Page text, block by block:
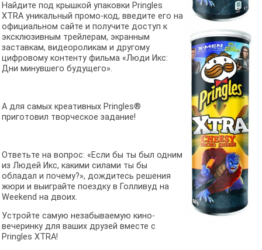
Найдите под крышкой упаковки Pringles
XTRA уникальный промо-код, введите его на
официальном сайте и получите доступ к
эксклюзивным трейлерам, экранным
заставкам, видеороликам и другому
цифровому контенту фильма «Люди Икс:
Дни минувшего будущего».
А для самых креативных Pringles®
приготовил творческое задание!
Ответьте на вопрос: «Если бы ты был одним
из Людей Икс, какими силами ты бы
обладал и почему?», дождитесь решения
жюри и выиграйте поездку в Голливуд на
Weekend на двоих.
Устройте самую незабываемую кино-
вечеринку для ваших друзей вместе с
Pringles XTRA!